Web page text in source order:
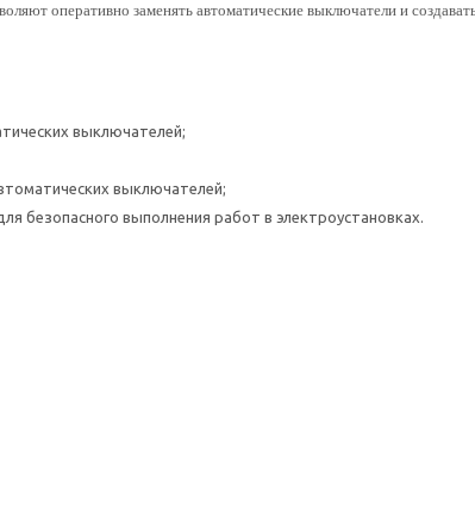
оперативно заменять автоматические выключатели и
выключателей;
выключателей;
безопасного выполнения работ в электроустановках.